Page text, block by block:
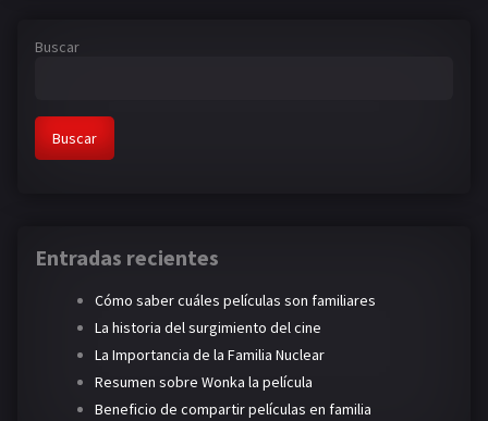
Buscar
Buscar
Entradas recientes
Cómo saber cuáles películas son familiares
La historia del surgimiento del cine
La Importancia de la Familia Nuclear
Resumen sobre Wonka la película
Beneficio de compartir películas en familia